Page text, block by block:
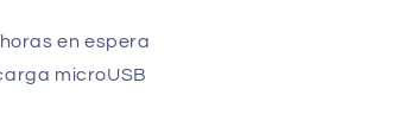
en espera
microUSB